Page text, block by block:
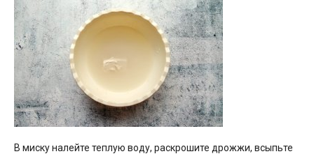
В миску налейте теплую воду, раскрошите дрожжи, всыпьте